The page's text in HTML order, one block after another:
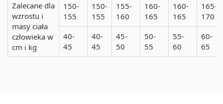
Zalecane dla
wzrostu i
masy ciała
człowieka w
cm i kg
150-
155
150-
155
155-
160
160-
165
160-
165
165-
170
40-
45
40-
45
45-
50
50-
55
55-
60
60-
65